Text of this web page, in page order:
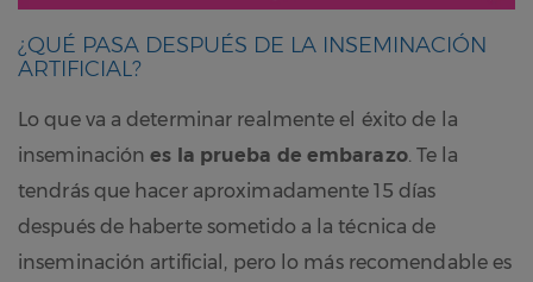
¿QUÉ PASA DESPUÉS DE LA INSEMINACIÓN
ARTIFICIAL?
Lo que va a determinar realmente el éxito de la
inseminaciónes la prueba de embarazo. Te la
tendrás que hacer aproximadamente 15 días
después de haberte sometido a la técnica de
inseminación artificial, pero lo más recomendable es